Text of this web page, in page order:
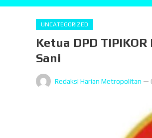
UNCATEGORIZED
Ketua DPD
Sani
Redaksi Harian Metropolitan —